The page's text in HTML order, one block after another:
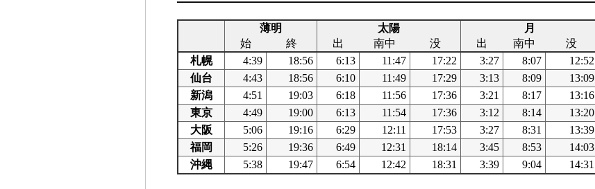
薄明 太陽
月
始
終 出 南中 没 出 南中
没
札幌
4:39 18:56 6:13 11:47 17:22 3:27 8:07
12:52
仙台
4:43 18:56 6:10 11:49 17:29 3:13 8:09
13:09
新潟
4:51 19:03 6:18 11:56 17:36 3:21 8:17
13:16
東京
4:49 19:00 6:13 11:54 17:36 3:12 8:14
13:20
大阪
5:06 19:16 6:29 12:11 17:53 3:27 8:31
13:39
福岡
5:26 19:36 6:49 12:31 18:14 3:45 8:53
14:03
沖縄
5:38 19:47 6:54 12:42 18:31 3:39 9:04 14:31